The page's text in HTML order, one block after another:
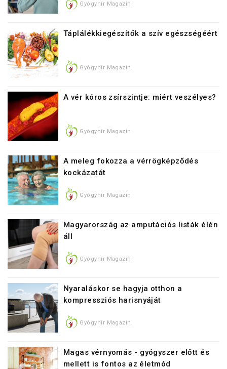
Gyógyhír Magazin
Táplálékkiegészítők a szív egészségéért
Gyógyhír Magazin
A vér kóros zsírszintje: miért veszélyes?
Gyógyhír Magazin
A meleg fokozza a vérrögképződés
kockázatát
Gyógyhír Magazin
Magyarország az amputációs listák élén
áll
Gyógyhír Magazin
Nyaraláskor se hagyja otthon a
kompressziós harisnyáját
Gyógyhír Magazin
Magas vérnyomás - gyógyszer előtt és
mellett is fontos az életmód